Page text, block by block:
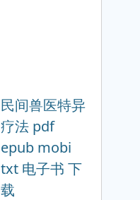
民间兽医特异
疗法 pdf
epub mobi
txt 电子书 下
载